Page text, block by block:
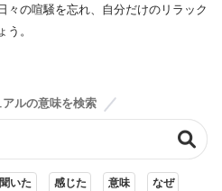
々の喧騒を忘れ、自分だけのリラック
。
ルの意味を検索
聞いた 感じた 意味 なぜ